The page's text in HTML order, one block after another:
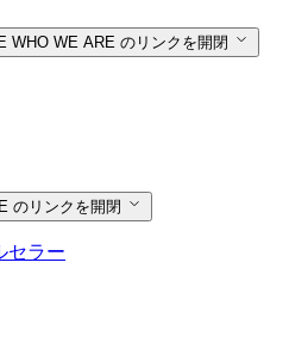
WHO WE ARE のリンクを開閉
のリンクを開閉
セラー